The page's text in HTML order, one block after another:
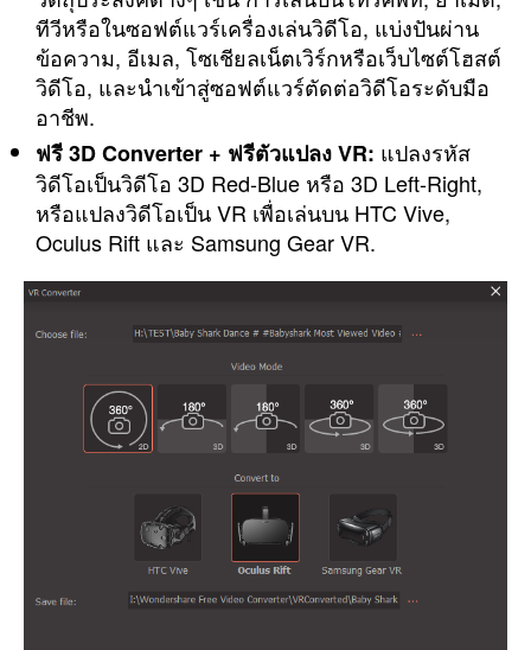
ทีวีหรือในซอฟต์แวร์เครื่องเล่นวิดีโอ, แบ่งปันผ่าน
ข้อความ, อีเมล, โซเชียลเน็ตเวิร์กหรือเว็บไซต์โฮสต์
วิดีโอ, และนำเข้าสู่ซอฟต์แวร์ตัดต่อวิดีโอระดับมือ
อาชีพ.
ฟรี 3D Converter + ฟรีตัวแปลง VR: แปลงรหัส
วิดีโอเป็นวิดีโอ 3D Red-Blue หรือ 3D Left-Right,
หรือแปลงวิดีโอเป็น VR เพื่อเล่นบน HTC Vive,
Oculus Rift และ Samsung Gear VR.